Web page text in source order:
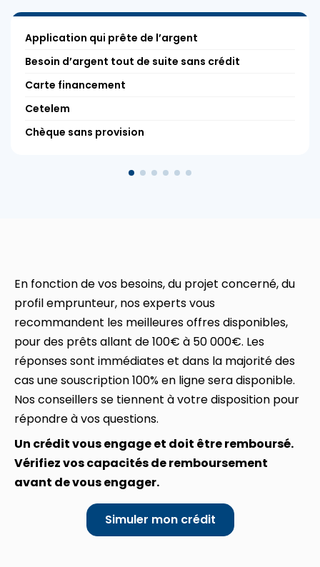
Application qui prête de l’argent
Besoin d’argent tout de suite sans crédit
Carte financement
Cetelem
Chèque sans provision
En fonction de vos besoins, du projet concerné, du
profil emprunteur, nos experts vous
recommandent les meilleures offres disponibles,
pour des prêts allant de 100€ à 50 000€. Les
réponses sont immédiates et dans la majorité des
cas une souscription 100% en ligne sera disponible.
Nos conseillers se tiennent à votre disposition pour
répondre à vos questions.
Un crédit vous engage et doit être remboursé.
Vérifiez vos capacités de remboursement
avant de vous engager.
Simuler mon crédit